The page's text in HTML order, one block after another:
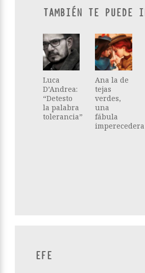
TAMBIÉN TE PUEDE
Luca
D’Andrea:
“Detesto
la palabra
tolerancia”
Ana la de
tejas
verdes,
una
fábula
imperecedera
EFE